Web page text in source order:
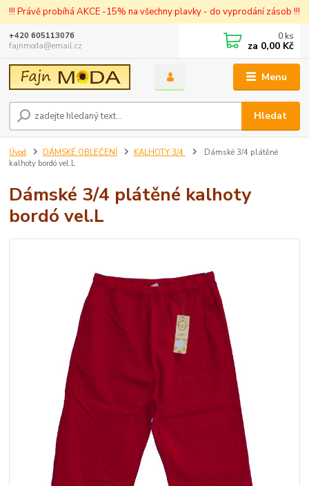
!!! Právě probíhá AKCE -15% na všechny plavky - do vyprodání zásob !!!
Menu
Hledat
+420 605113076
fajnmoda@email.cz
0 ks
za 0,00 Kč
Úvod DÁMSKÉ OBLEČENÍ KALHOTY 3/4
Dámské 3/4 plátěné
kalhoty bordó vel.L
Dámské 3/4 plátěné kalhoty
bordó vel.L